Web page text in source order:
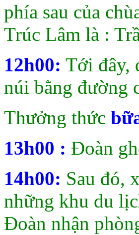
phía sau của
Trúc Lâm là :
12h00: Tới đây,
núi bằng đường
Thưởng thức
13h00 : Đoàn
14h00: Sau đó,
những khu du
Đoàn nhận